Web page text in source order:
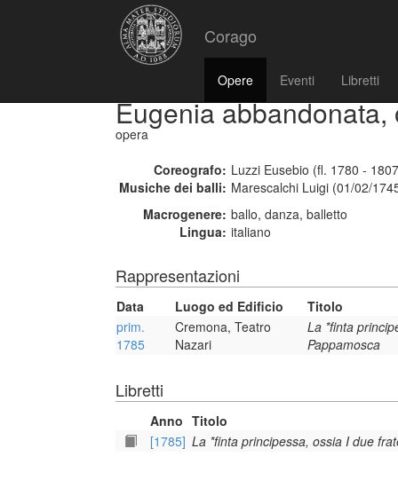
Corago
Opere Eventi Libretti
Eugenia
opera
Coreografo: Luzzi Eusebio (fl. 1780 -
Musiche dei balli: Marescalchi Luigi (01/02/
Macrogenere: ballo, danza, balletto
Lingua: italiano
Rappresentazioni
Data Luogo ed Edificio
Titolo
prim.
1785
Cremona, Teatro
Nazari
La *finta
Pappamosca
Libretti
Anno Titolo
[1785] La *finta principessa, ossia I due